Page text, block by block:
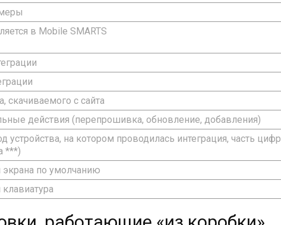
в Mobile SMARTS
скачиваемого с сайта
действия (перепрошивка, обновление, добавления)
устройства, на котором проводилась интеграция, часть цифр
***)
экрана по умолчанию